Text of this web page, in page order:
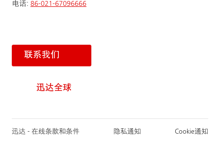
电话: 86-021-67096666
联系我们
迅达全球
迅达 - 在线条款和条件 隐私通知 Cookie通知